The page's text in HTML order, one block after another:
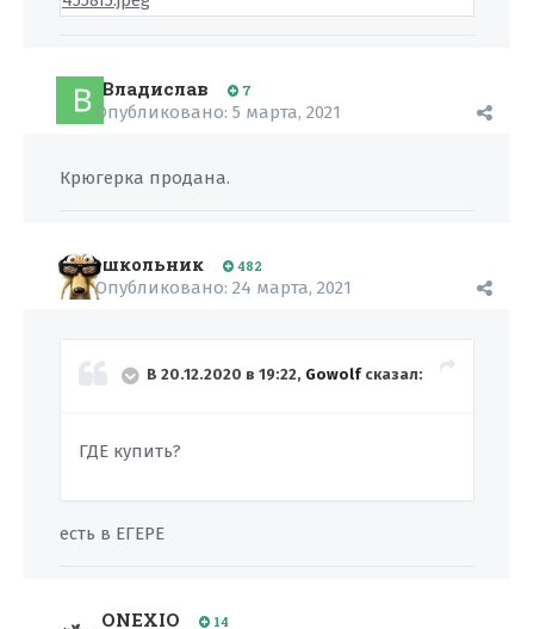
Владислав 7
Опубликовано: 5 марта, 2021
Крюгерка продана.
школьник 482
Опубликовано: 24 марта, 2021
В 20.12.2020 в 19:22, Gowolfсказал:
ГДЕ купить?
есть в ЕГЕРЕ
ONEXIO 14